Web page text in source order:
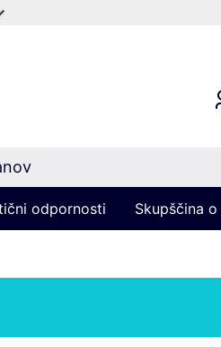
odpornosti Skupščina